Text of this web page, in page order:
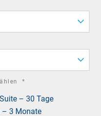
*
– 30 Tage
– 3 Monate